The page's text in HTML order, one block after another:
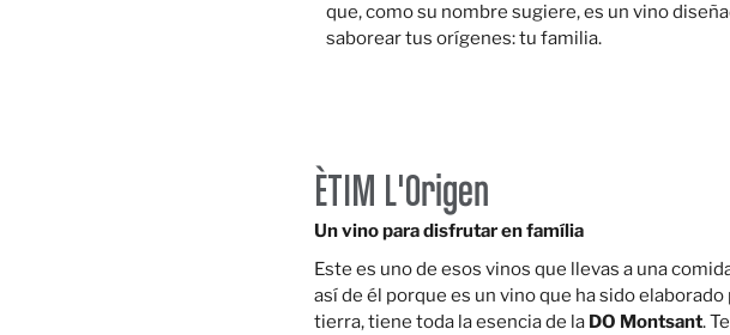
que, como su nombre sugiere, es un vino
saborear tus orígenes: tu familia.
ÈTIM L'Origen
Un vino para disfrutar en família
Este es uno de esos vinos que llevas a una
así de él porque es un vino que ha sido
tierra, tiene toda la esencia de la DO Montsant.